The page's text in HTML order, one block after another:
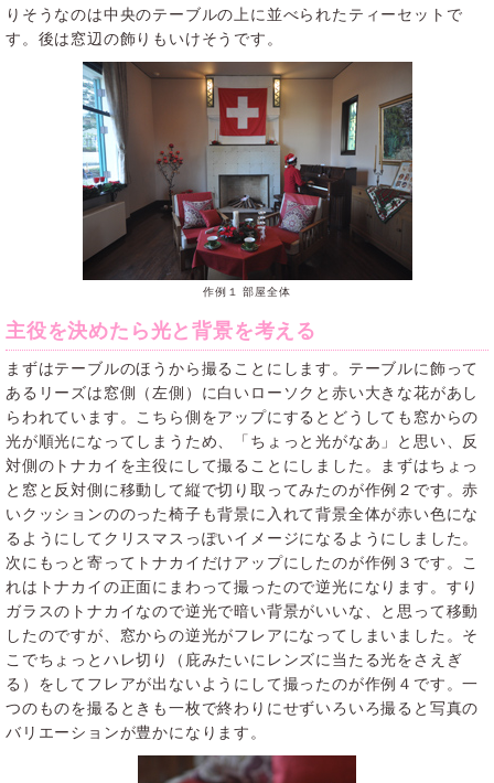
りそうなのは中央のテーブルの上に並べられたティーセットで
す。後は窓辺の飾りもいけそうです。
作例１ 部屋全体
主役を決めたら光と背景を考える
まずはテーブルのほうから撮ることにします。テーブルに飾って
あるリーズは窓側（左側）に白いローソクと赤い大きな花があし
らわれています。こちら側をアップにするとどうしても窓からの
光が順光になってしまうため、「ちょっと光がなあ」と思い、反
対側のトナカイを主役にして撮ることにしました。まずはちょっ
と窓と反対側に移動して縦で切り取ってみたのが作例２です。赤
いクッションののった椅子も背景に入れて背景全体が赤い色にな
るようにしてクリスマスっぽいイメージになるようにしました。
次にもっと寄ってトナカイだけアップにしたのが作例３です。こ
れはトナカイの正面にまわって撮ったので逆光になります。すり
ガラスのトナカイなので逆光で暗い背景がいいな、と思って移動
したのですが、窓からの逆光がフレアになってしまいました。そ
こでちょっとハレ切り（庇みたいにレンズに当たる光をさえぎ
る）をしてフレアが出ないようにして撮ったのが作例４です。一
つのものを撮るときも一枚で終わりにせずいろいろ撮ると写真の
バリエーションが豊かになります。